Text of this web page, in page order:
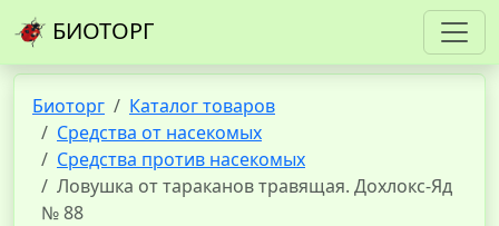
БИОТОРГ
Биоторг
Каталог товаров
Средства от насекомых
Средства против насекомых
Ловушка от тараканов травящая. Дохлокс-Яд
№ 88